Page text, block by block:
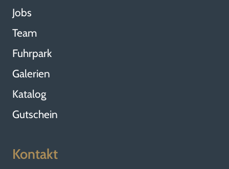
Jobs
Team
Fuhrpark
Galerien
Katalog
Gutschein
Kontakt